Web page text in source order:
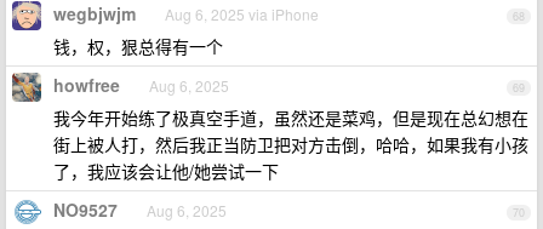
68
wegbjwjm Aug 6, 2025 via iPhone
钱，权，狠总得有一个
69
howfree Aug 6, 2025
我今年开始练了极真空手道，虽然还是菜鸡，但是现在总幻想在
街上被人打，然后我正当防卫把对方击倒，哈哈，如果我有小孩
了，我应该会让他/她尝试一下
70
NO9527 Aug 6, 2025